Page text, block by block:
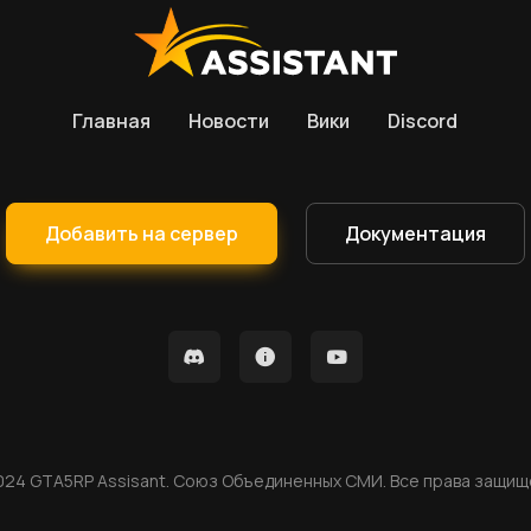
Главная Новости Вики Discord
Добавить на сервер Документация
GTA5RP Assisant. Союз Объединенных СМИ. Все права